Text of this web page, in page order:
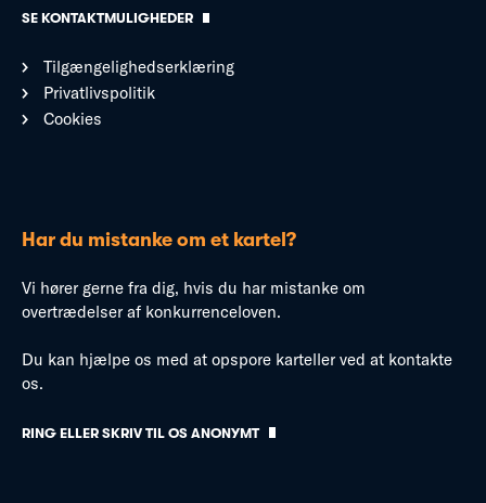
SE KONTAKTMULIGHEDER
Tilgængelighedserklæring
Privatlivspolitik
Cookies
Har du mistanke om et kartel?
Vi hører gerne fra dig, hvis du har mistanke om
overtrædelser af konkurrenceloven.
Du kan hjælpe os med at opspore karteller ved at kontakte
os.
RING ELLER SKRIV TIL OS ANONYMT